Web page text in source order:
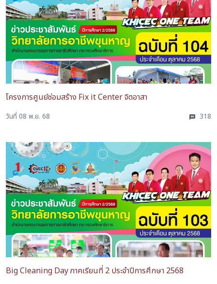
โครงการศูนย์ซ่อมสร้าง Fix it Center จิตอาสา
วันที่ 08 พ.ย. 68 318
Big Cleaning Day ภาคเรียนที่ 2 ประจำปีการศึกษา 2568